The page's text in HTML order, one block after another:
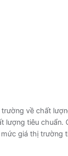
về chất
tiêu
giá thị trường